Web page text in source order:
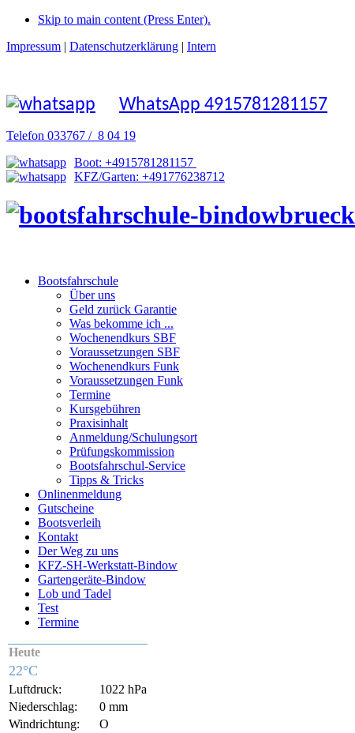
Skip to main content (Press Enter).
Impressum | Datenschutzerklärung | Intern
WhatsApp 4915781281157
Telefon 033767 / 8 04 19
Boot: +4915781281157
KFZ/Garten: +491776238712
Bootsfahrschule
Über uns
Geld zurück Garantie
Was bekomme ich ...
Wochenendkurs SBF
Voraussetzungen SBF
Wochenendkurs Funk
Voraussetzungen Funk
Termine
Kursgebühren
Praxisinhalt
Anmeldung/Schulungsort
Prüfungskommission
Bootsfahrschul-Service
Tipps & Tricks
Onlinenmeldung
Gutscheine
Bootsverleih
Kontakt
Der Weg zu uns
KFZ-SH-Werkstatt-Bindow
Gartengeräte-Bindow
Lob und Tadel
Test
Termine
Heute
22°C
Luftdruck:
1022 hPa
Niederschlag:
0 mm
Windrichtung:
O